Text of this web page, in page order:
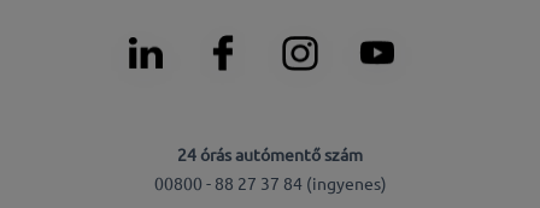
24 órás autómentő szám
00800 - 88 27 37 84 (ingyenes)